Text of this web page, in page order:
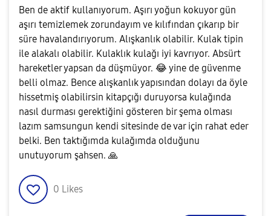
Ben de aktif kullanıyorum. Aşırı yoğun kokuyor gün
aşırı temizlemek zorundayım ve kılıfından çıkarıp bir
süre havalandırıyorum. Alışkanlık olabilir. Kulak tipin
ile alakalı olabilir. Kulaklık kulağı iyi kavrıyor. Absürt
hareketler yapsan da düşmüyor. 😂 yine de güvenme
belli olmaz. Bence alışkanlık yapısından dolayı da öyle
hissetmiş olabilirsin kitapçığı duruyorsa kulağında
nasıl durması gerektiğini gösteren bir şema olması
lazım samsungun kendi sitesinde de var için rahat eder
belki. Ben taktığımda kulağımda olduğunu
unutuyorum şahsen. 🙏
0 Likes